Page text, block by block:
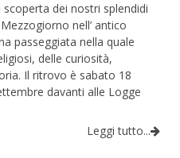
dei nostri splendidi
nell’ antico
passeggiata nella quale
delle curiosità,
Il ritrovo è sabato 18
davanti alle Logge
Leggi tutto...